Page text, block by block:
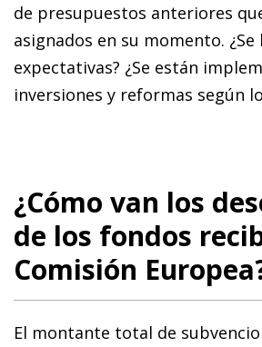
de presupuestos anteriores
asignados en su momento.
expectativas? ¿Se están
inversiones y reformas según
¿Cómo van los
de los fondos
Comisión
El montante total de